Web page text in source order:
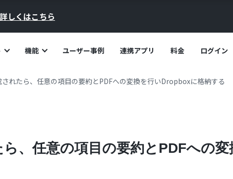
詳しくはこちら
機能 ユーザー事例 連携アプリ 料金 ログイン
れたら、任意の項目の要約とPDFへの変換を行いDropboxに格納する
、任意の項目の要約とPDFへの変